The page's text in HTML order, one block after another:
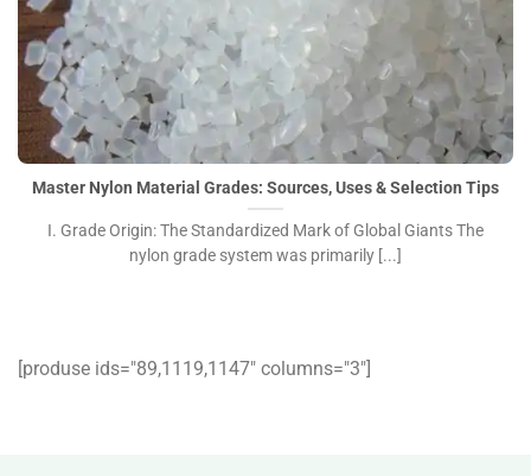
Master Nylon Material Grades: Sources, Uses & Selection
Tips">
Master Nylon Material Grades: Sources, Uses & Selection Tips
I. Grade Origin: The Standardized Mark of Global Giants The
nylon grade system was primarily [...]
[produse ids="89,1119,1147″ columns="3″]